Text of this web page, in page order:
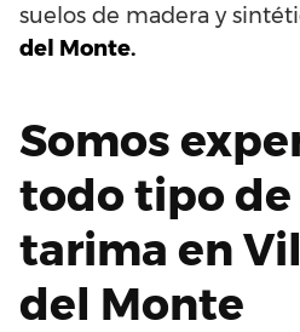
suelos de madera y
del Monte.
Somos
todo tipo
tarima en
del Monte